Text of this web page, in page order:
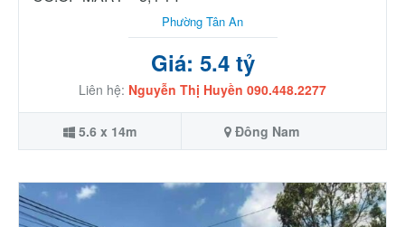
Phường Tân An
Giá: 5.4 tỷ
Liên hệ: Nguyễn Thị Huyền 090.448.2277
5.6 x 14m Đông Nam